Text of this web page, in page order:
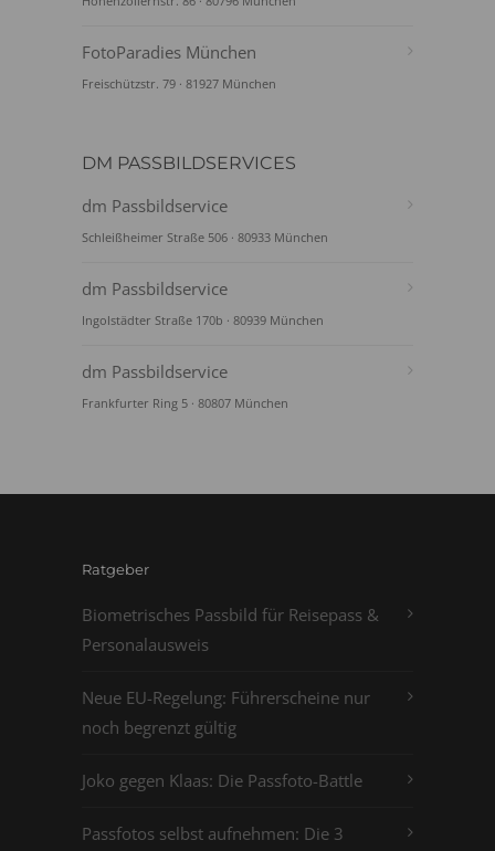
FotoParadies München
Freischützstr. 79 · 81927 München
DM PASSBILDSERVICES
dm Passbildservice
Schleißheimer Straße 506 · 80933 München
dm Passbildservice
Ingolstädter Straße 170b · 80939 München
dm Passbildservice
Frankfurter Ring 5 · 80807 München
Ratgeber
Biometrisches Passbild für Reisepass &
Personalausweis
Neue EU-Regelung: Führerscheine nur
noch begrenzt gültig
Joko gegen Klaas: Die Passfoto-Battle
Passfotos selbst aufnehmen: Die 3